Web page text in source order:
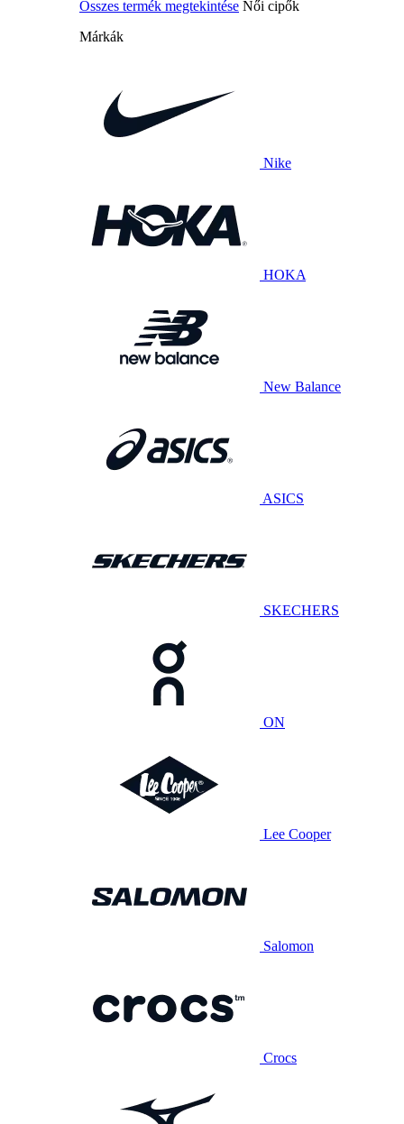
Összes termék megtekintése Női cipők
Márkák
Nike
HOKA
New Balance
ASICS
SKECHERS
ON
Lee Cooper
Salomon
Crocs